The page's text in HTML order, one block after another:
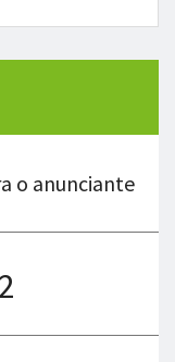
o anunciante